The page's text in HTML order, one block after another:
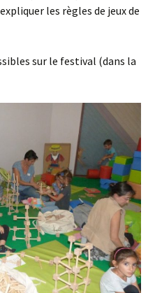
les règles de jeux de
sur le festival (dans la